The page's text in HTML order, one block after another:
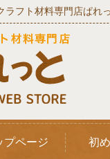
ラフト材料専門店ぱれ
プページ 初